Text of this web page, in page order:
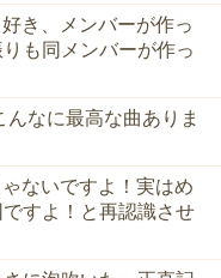
き、メンバーが作っ
も同メンバーが作っ
なに最高な曲ありま
ないですよ！実はめ
すよ！と再認識させ